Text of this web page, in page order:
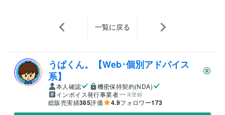
一覧に戻る
うぱくん。【Web･個別アドバイス
系】
本人確認
機密保持契約(NDA)
インボイス発行事業者
未登録
総販売実績385評価 4.9フォロワー173